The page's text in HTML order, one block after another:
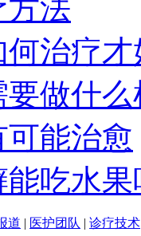
方法
治疗才
做什
能治愈
吃水果
道 | 医护团队 | 诊疗技术